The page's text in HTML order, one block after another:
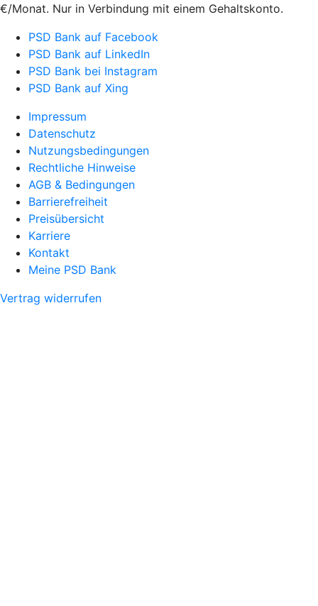
€/Monat. Nur in Verbindung mit einem Gehaltskonto.
PSD Bank auf Facebook
PSD Bank auf LinkedIn
PSD Bank bei Instagram
PSD Bank auf Xing
Impressum
Datenschutz
Nutzungsbedingungen
Rechtliche Hinweise
AGB & Bedingungen
Barrierefreiheit
Preisübersicht
Karriere
Kontakt
Meine PSD Bank
Vertrag widerrufen